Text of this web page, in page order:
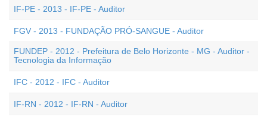
IF-PE - 2013 - IF-PE - Auditor
FGV - 2013 - FUNDAÇÃO PRÓ-SANGUE - Auditor
FUNDEP - 2012 - Prefeitura de Belo Horizonte - MG - Auditor -
Tecnologia da Informação
IFC - 2012 - IFC - Auditor
IF-RN - 2012 - IF-RN - Auditor